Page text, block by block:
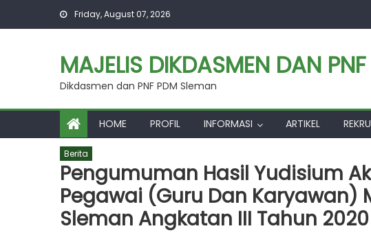
Friday, August 07, 2026
MAJELIS DIKDASMEN DAN
Dikdasmen dan PNF PDM Sleman
HOME PROFIL INFORMASI ARTIKEL
Berita
Pengumuman Hasil Yudisium
Pegawai (Guru Dan
Sleman Angkatan III Tahun 2020